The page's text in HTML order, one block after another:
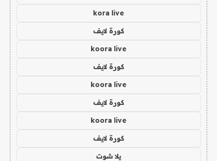
kora live
كورة لايف
koora live
كورة لايف
koora live
كورة لايف
koora live
كورة لايف
يلا شوت